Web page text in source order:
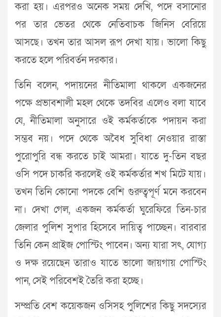
করা হয়। এরপরও অনেক সময় দেখি, পদে বসানোর
পর তার ভেতর থেকে নেতিবাচক জিনিস বেরিয়ে
আসছে। তখন তার আসল রূপ দেখা যায়। ভালো কিছু
করতে হলে পরিবর্তন দরকার।
তিনি বলেন, পদায়নের নীতিমালা থাকলে একজনের
পক্ষে প্রভাবশালী মহল থেকে তদবির এলেও বলা যাবে
যে, নীতিমালা অনুসারে ওই কর্মকর্তাকে পদায়ন করা
সম্ভব নয়। পদে থেকে অবৈধ সুবিধা নেওয়ার রাস্তা
পুরোপুরি বন্ধ করতে চাই আমরা। যাতে দু-তিন বছর
ওসি পদে চাকরি করলেই ওই কর্মকর্তার শখ মিটে যায়।
তখন তিনি কোনো পদকে বেশি গুরুত্বপূর্ণ মনে করবেন
না। দেখা গেল, একজন কর্মকর্তা ঘুরেফিরে তিন-চার
জেলার পুলিশ সুপার হিসেবে দায়িত্ব পাচ্ছেন। বারবার
তিনি কেন প্রাইজ পোস্টিং পাবেন। অন্য যারা সৎ, যোগ্য
ও দক্ষ রয়েছেন তারাও যাতে ভালো জায়গায় পোস্টিং
পান, সেই পরিবেশই তৈরি করা হচ্ছে।
সম্প্রতি বেশ কয়েকজন ওসিসহ পুলিশের কিছু সদস্যের